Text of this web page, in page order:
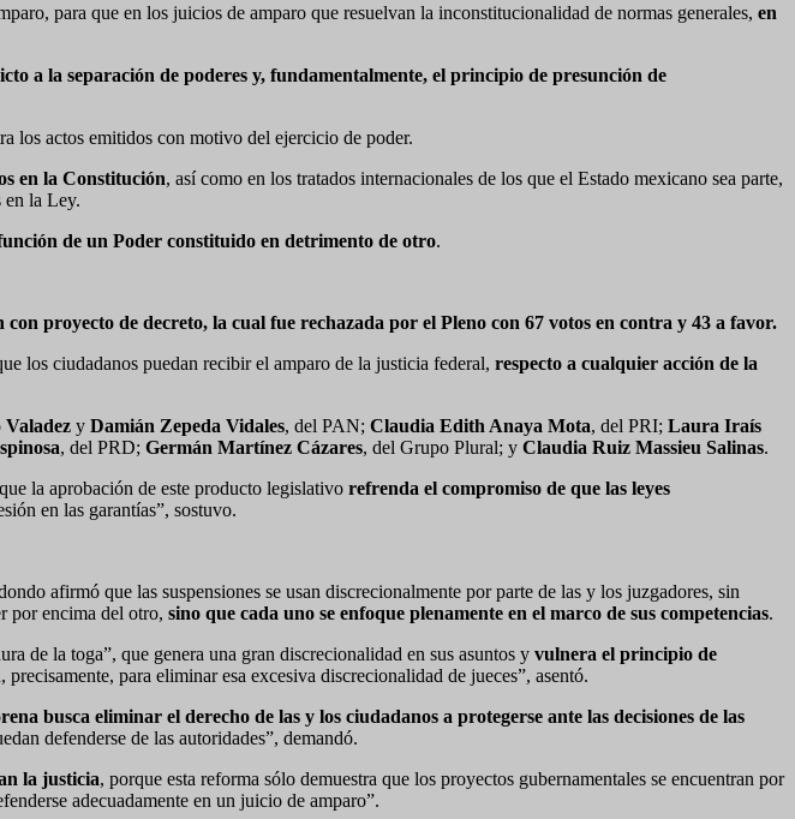
para que en los juicios de amparo que resuelvan la inconstitucionalidad de normas generales, en
a la separación de poderes y, fundamentalmente, el principio de presunción de
los actos emitidos con motivo del ejercicio de poder.
en la Constitución, así como en los tratados internacionales de los que el Estado mexicano sea parte,
en la Ley.
de un Poder constituido en detrimento de otro.
proyecto de decreto, la cual fue rechazada por el Pleno con 67 votos en contra y 43 a favor.
los ciudadanos puedan recibir el amparo de la justicia federal, respecto a cualquier acción de la
y Damián Zepeda Vidales, del PAN; Claudia Edith Anaya Mota, del PRI; Laura Iraís
, del PRD; Germán Martínez Cázares, del Grupo Plural; y Claudia Ruiz Massieu Salinas.
la aprobación de este producto legislativo refrenda el compromiso de que las leyes
en las garantías”, sostuvo.
afirmó que las suspensiones se usan discrecionalmente por parte de las y los juzgadores, sin
por encima del otro, sino que cada uno se enfoque plenamente en el marco de sus competencias.
de la toga”, que genera una gran discrecionalidad en sus asuntos y vulnera el principio de
para eliminar esa excesiva discrecionalidad de jueces”, asentó.
busca eliminar el derecho de las y los ciudadanos a protegerse ante las decisiones de las
defenderse de las autoridades”, demandó.
la justicia, porque esta reforma sólo demuestra que los proyectos gubernamentales se encuentran por
adecuadamente en un juicio de amparo”.